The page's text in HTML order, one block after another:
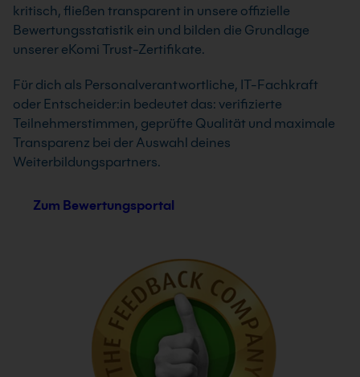
kritisch, fließen transparent in unsere offizielle
Bewertungsstatistik ein und bilden die Grundlage
unserer eKomi Trust-Zertifikate.
Für dich als Personalverantwortliche, IT-Fachkraft
oder Entscheider:in bedeutet das: verifizierte
Teilnehmerstimmen, geprüfte Qualität und maximale
Transparenz bei der Auswahl deines
Weiterbildungspartners.
Zum Bewertungsportal